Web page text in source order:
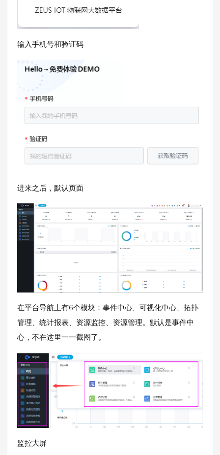
输入手机号和验证码
进来之后，默认页面
在平台导航上有6个模块：事件中心、可视化中心、拓扑
管理、统计报表、资源监控、资源管理。默认是事件中
心，不在这里一一截图了。
监控大屏